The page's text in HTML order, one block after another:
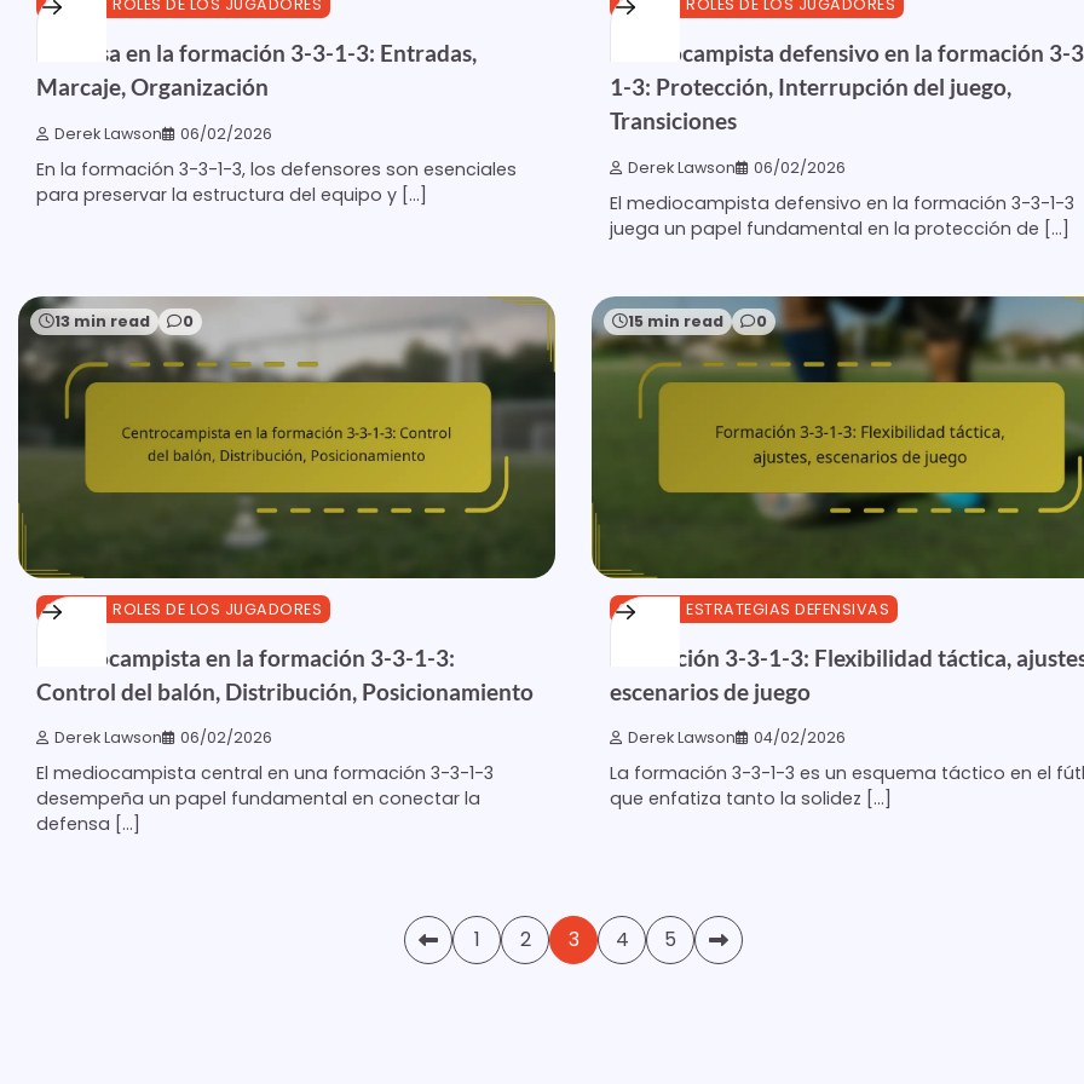
3-3-1-3 ROLES DE LOS JUGADORES
Defensa en la formación 3-3-1-3: Entradas,
Marcaje, Organización
Derek Lawson 06/02/2026
En la formación 3-3-1-3, los defensores son esenciales
para preservar la estructura del equipo y […]
3-3-1-3 ROLES DE LOS JUGADORES
Centrocampista defensivo en la formación 3-
1-3: Protección, Interrupción del juego,
Transiciones
Derek Lawson 06/02/2026
El mediocampista defensivo en la formación 3-3-1-3
juega un papel fundamental en la protección de […]
13 min read 0
3-3-1-3 ROLES DE LOS JUGADORES
Centrocampista en la formación 3-3-1-3:
Control del balón, Distribución, Posicionamiento
Derek Lawson 06/02/2026
El mediocampista central en una formación 3-3-1-3
desempeña un papel fundamental en conectar la
defensa […]
15 min read 0
3-3-1-3 ESTRATEGIAS DEFENSIVAS
Formación 3-3-1-3: Flexibilidad táctica,
escenarios de juego
Derek Lawson 04/02/2026
La formación 3-3-1-3 es un esquema táctico en el
que enfatiza tanto la solidez […]
1 2 3 4 5